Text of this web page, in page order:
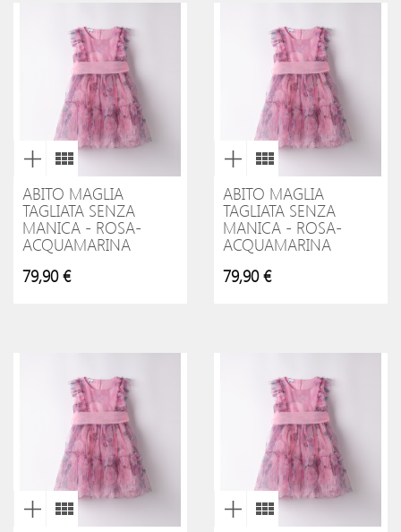
ABITO MAGLIA
TAGLIATA SENZA
MANICA - ROSA-
ACQUAMARINA
79,90 €
ABITO MAGLIA
TAGLIATA SENZA
MANICA - ROSA-
ACQUAMARINA
79,90 €